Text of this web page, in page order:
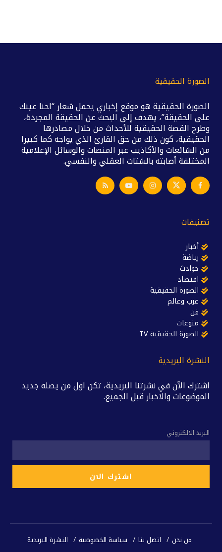
الصورة الحقيقية
الصورة الحقيقية هو موقع إخباري يحمل شعار “احنا عينك
على الحقيقة”، يهدف إلى البحث عن الحقيقة المجردة،
وطرح القصة الحقيقية للأحداث من خلال مصادرها
الحقيقية، كون ذلك من حق القارئ الذي يواجه كما كبيرا
من الشائعات والأكاذيب عبر المنصات والوسائل الإعلامية
المختلفة أصابته بالشتات العقلي والنفسي.
تصنيفات
أخبار
رياضة
حوادث
اقتصاد
الصورة الحقيقية
عرب وعالم
فن
منوعات
الصورة الحقيقية TV
النشرة البريدية
اشترك الآن في نشرتنا البريدية، تكن اول من يصله جديد
الموضوعات والاخبار قبل الجميع.
البريد الالكتروني
من نحن اتصل بنا سياسة الخصوصية النشرة البريدية